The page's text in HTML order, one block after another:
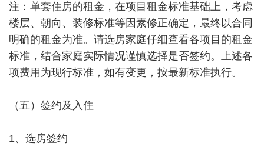
注：单套住房的租金，在项目租金标准基础上，考虑
楼层、朝向、装修标准等因素修正确定，最终以合同
明确的租金为准。请选房家庭仔细查看各项目的租金
标准，结合家庭实际情况谨慎选择是否签约。上述各
项费用为现行标准，如有变更，按最新标准执行。
（五）签约及入住
1、选房签约